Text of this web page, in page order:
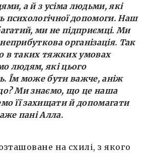
а й з усіма людьми, які
психологічної допомоги. Наш
ми не підприємці. Ми
організація. Так
в таких тяжких умовах
людям, які цього
Їм може бути важче, аніж
Ми знаємо, що це наша
її захищати й допомагати
пані Алла.
на схилі, з якого